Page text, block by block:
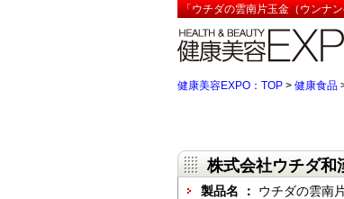
「ウチダの雲南片玉金（ウンナ
健康美容EXPO：TOP > 健康食品
株式会社ウチダ和
製品名 ： ウチダの雲南